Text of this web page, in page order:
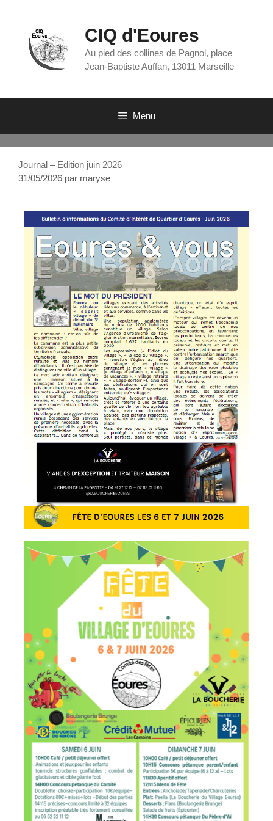
CIQ d'Eoures
Au pied des collines de Pagnol, place
Jean-Baptiste Auffan, 13011 Marseille
Menu
Journal – Edition juin 2026
31/05/2026 par maryse